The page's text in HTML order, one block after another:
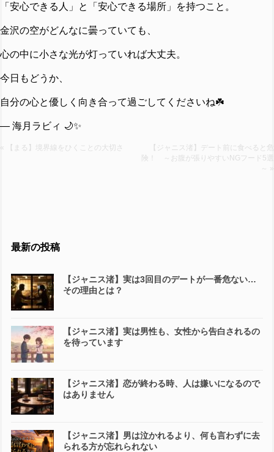
「安心できる人」と「安心できる場所」を持つこと。
金沢の空がどんなに曇っていても、
心の中に小さな光が灯っていれば大丈夫。
今日もどうか、
自分の心と優しく向き合って過ごしてくださいね☘️
— 海月ラビィ 🌙✨
« 【まる】境界線をひくことの大切さ
【ジャニス渚】デート前に食べると危
険！ ～お腹が張りやすいNGフード5選
～ »
最新の投稿
【ジャニス渚】実は3回目のデートが一番危ない…
その理由とは？
【ジャニス渚】実は男性も、女性から告白されるの
を待っています
【ジャニス渚】恋が終わる時、人は嫌いになるので
はありません
【ジャニス渚】男は泣かれるより、何も言わずに去
られる方が忘れられない